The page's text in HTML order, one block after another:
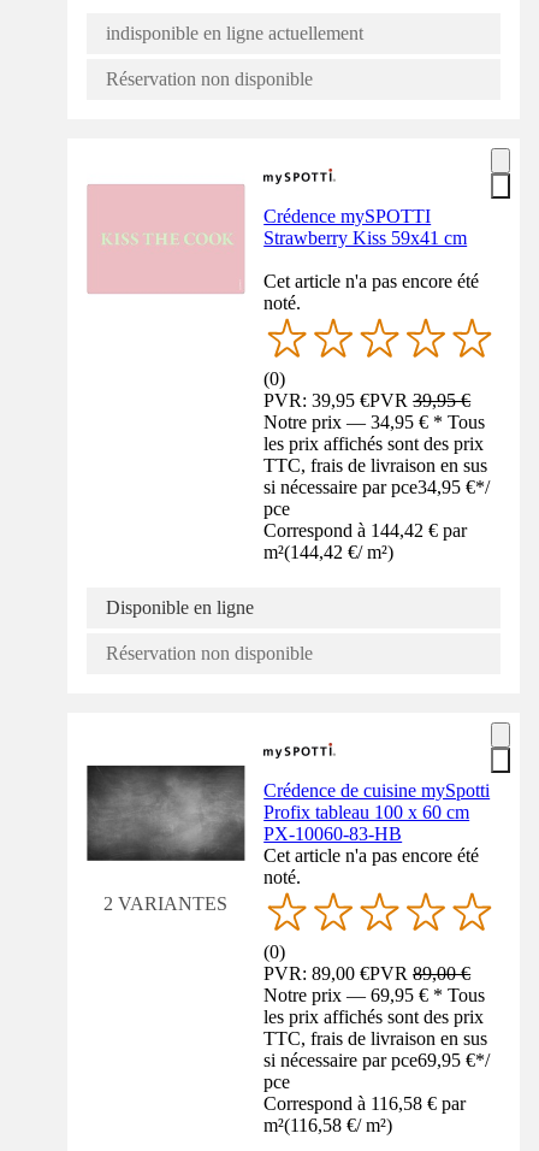
indisponible en ligne actuellement
Réservation non disponible
Crédence mySPOTTI
Strawberry Kiss 59x41 cm
Cet article n'a pas encore été
noté.
(0)
PVR: 39,95 €PVR39,95 €
Notre prix — 34,95 € * Tous
les prix affichés sont des prix
TTC, frais de livraison en sus
si nécessaire par pce34,95 €*/
pce
Correspond à 144,42 € par
m²(144,42 €/ m²)
Disponible en ligne
Réservation non disponible
2 VARIANTES
Crédence de cuisine mySpotti
Profix tableau 100 x 60 cm
PX-10060-83-HB
Cet article n'a pas encore été
noté.
(0)
PVR: 89,00 €PVR89,00 €
Notre prix — 69,95 € * Tous
les prix affichés sont des prix
TTC, frais de livraison en sus
si nécessaire par pce69,95 €*/
pce
Correspond à 116,58 € par
m²(116,58 €/ m²)